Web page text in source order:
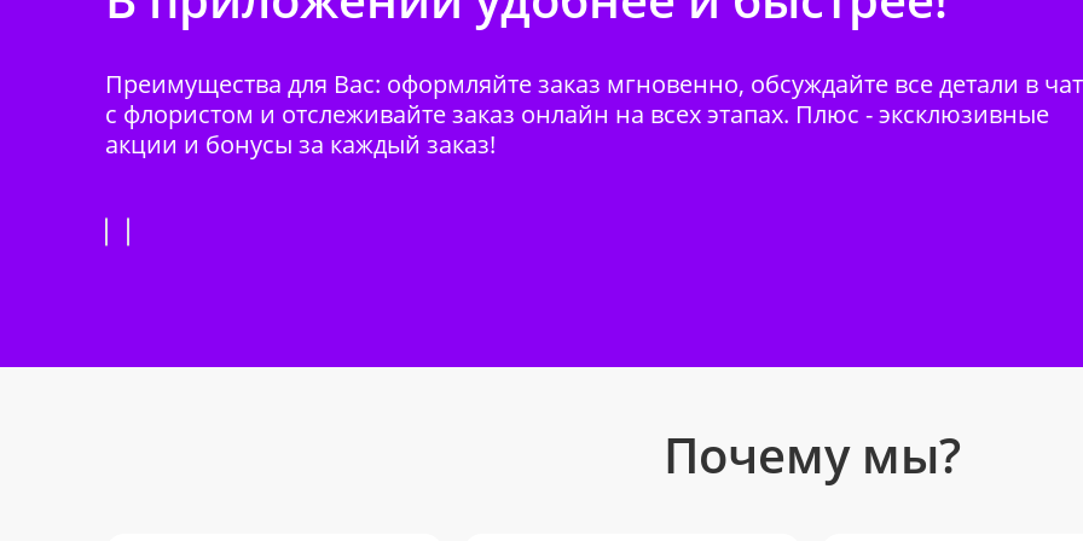
Преимущества для Вас: оформляйте заказ мгновенно, обсуждайте все детали в
с флористом и отслеживайте заказ онлайн на всех этапах. Плюс - эксклюзивные
акции и бонусы за каждый заказ!
Почему мы?